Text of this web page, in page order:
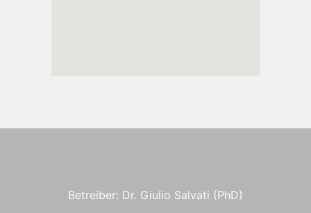
Betreiber: Dr. Giulio Salvati (PhD)